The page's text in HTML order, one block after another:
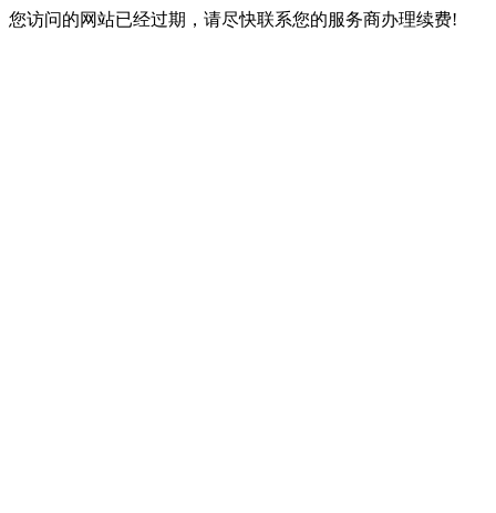
您访问的网站已经过期，请尽快联系您的服务商办理续费!